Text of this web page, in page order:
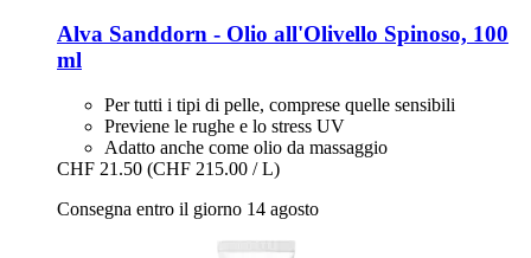
Alva Sanddorn -​ Olio all'Olivello Spinoso, 100
ml
Per tutti i tipi di pelle, comprese quelle sensibili
Previene le rughe e lo stress UV
Adatto anche come olio da massaggio
CHF 21.50 (CHF 215.00 / L)
Consegna entro il giorno 14 agosto